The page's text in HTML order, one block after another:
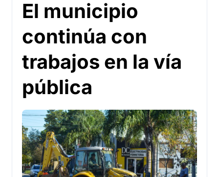
El municipio
continúa con
trabajos en la vía
pública